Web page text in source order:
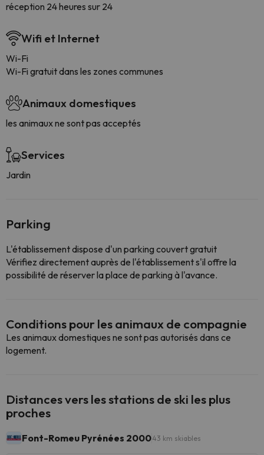
réception 24 heures sur 24
Wifi et Internet
Wi-Fi
Wi-Fi gratuit dans les zones communes
Animaux domestiques
les animaux ne sont pas acceptés
Services
Jardin
Parking
L'établissement dispose d'un parking couvert gratuit
Vérifiez directement auprès de l'établissement s'il offre la
possibilité de réserver la place de parking à l'avance.
Conditions pour les animaux de compagnie
Les animaux domestiques ne sont pas autorisés dans ce
logement.
Distances vers les stations de ski les plus
proches
Font-Romeu Pyrénées 200043 km skiables